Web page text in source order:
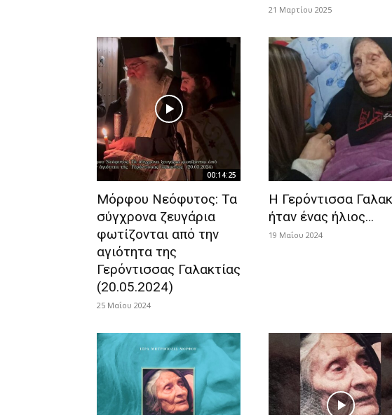
21 Μαρτίου 2025
00:14:25
Μόρφου Νεόφυτος: Τα
σύγχρονα ζευγάρια
φωτίζονται από την
αγιότητα της
Γερόντισσας Γαλακτίας
(20.05.2024)
25 Μαΐου 2024
Η Γερόντισσα
ήταν ένας ήλιος…
19 Μαΐου 2024